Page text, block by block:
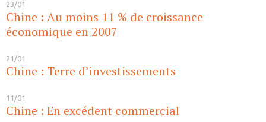
23/01
Chine : Au moins 11 % de croissance
économique en 2007
21/01
Chine : Terre d’investissements
11/01
Chine : En excédent commercial